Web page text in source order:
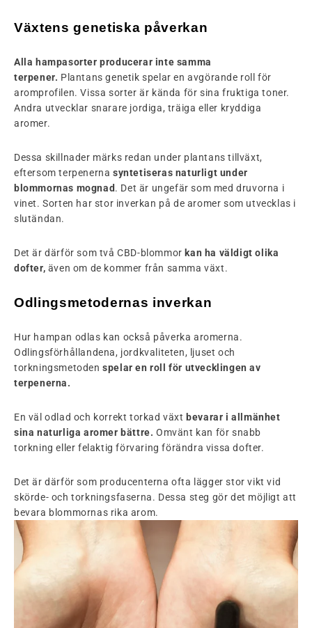
Växtens genetiska påverkan
Alla hampasorter producerar inte samma
terpener. Plantans genetik spelar en avgörande roll för
aromprofilen. Vissa sorter är kända för sina fruktiga toner.
Andra utvecklar snarare jordiga, träiga eller kryddiga
aromer.
Dessa skillnader märks redan under plantans tillväxt,
eftersom terpenerna syntetiseras naturligt under
blommornas mognad. Det är ungefär som med druvorna i
vinet. Sorten har stor inverkan på de aromer som utvecklas i
slutändan.
Det är därför som två CBD-blommor kan ha väldigt olika
dofter, även om de kommer från samma växt.
Odlingsmetodernas inverkan
Hur hampan odlas kan också påverka aromerna.
Odlingsförhållandena, jordkvaliteten, ljuset och
torkningsmetoden spelar en roll för utvecklingen av
terpenerna.
En väl odlad och korrekt torkad växt bevarar i allmänhet
sina naturliga aromer bättre.Omvänt kan för snabb
torkning eller felaktig förvaring förändra vissa dofter.
Det är därför som producenterna ofta lägger stor vikt vid
skörde- och torkningsfaserna. Dessa steg gör det möjligt att
bevara blommornas rika arom.